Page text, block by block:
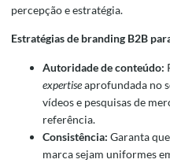
percepção e estratégia.
Estratégias de branding B2B
Autoridade de conteúdo:
expertiseaprofundada no
vídeos e pesquisas de
referência.
Consistência: Garanta
marca sejam uniformes